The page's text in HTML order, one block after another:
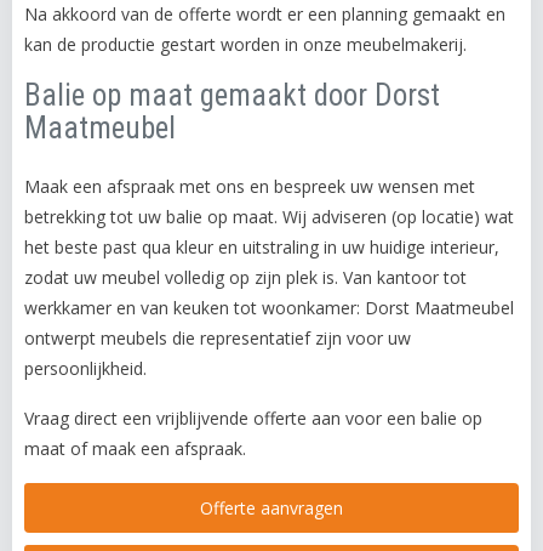
Na akkoord van de offerte wordt er een planning gemaakt en
kan de productie gestart worden in onze meubelmakerij.
Balie op maat gemaakt door Dorst
Maatmeubel
Maak een afspraak met ons en bespreek uw wensen met
betrekking tot uw balie op maat. Wij adviseren (op locatie) wat
het beste past qua kleur en uitstraling in uw huidige interieur,
zodat uw meubel volledig op zijn plek is. Van kantoor tot
werkkamer en van keuken tot woonkamer: Dorst Maatmeubel
ontwerpt meubels die representatief zijn voor uw
persoonlijkheid.
Vraag direct een vrijblijvende offerte aan voor een balie op
maat of maak een afspraak.
Offerte aanvragen